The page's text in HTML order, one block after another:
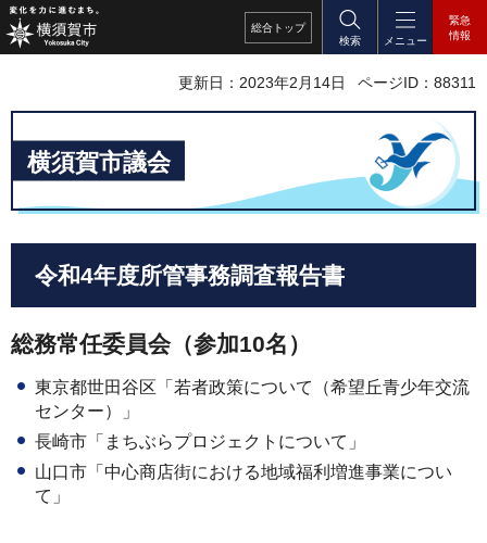
総合 トップ
検索
メニュー
緊急
情報
更新日：2023年2月14日 ページID：88311
横須賀市議会
令和4年度所管事務調査報告書
総務常任委員会（参加10名）
東京都世田谷区「若者政策について（希望丘青少年交流
センター）」
長崎市「まちぶらプロジェクトについて」
山口市「中心商店街における地域福利増進事業につい
て」